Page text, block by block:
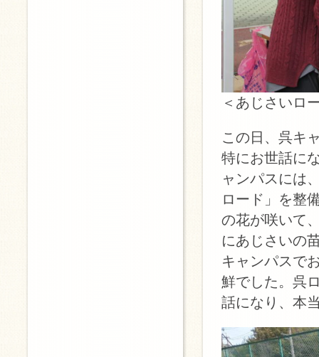
＜あじさいロ
この日、呉キ
特にお世話に
ャンパスには
ロード」を整
の花が咲いて
にあじさいの
キャンパスで
鮮でした。呉
話になり、本